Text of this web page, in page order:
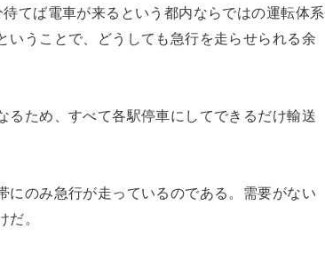
てば電車が来るという都内ならではの運転体系
いうことで、どうしても急行を走らせられる余
ため、すべて各駅停車にしてできるだけ輸送
にのみ急行が走っているのである。需要がない
。